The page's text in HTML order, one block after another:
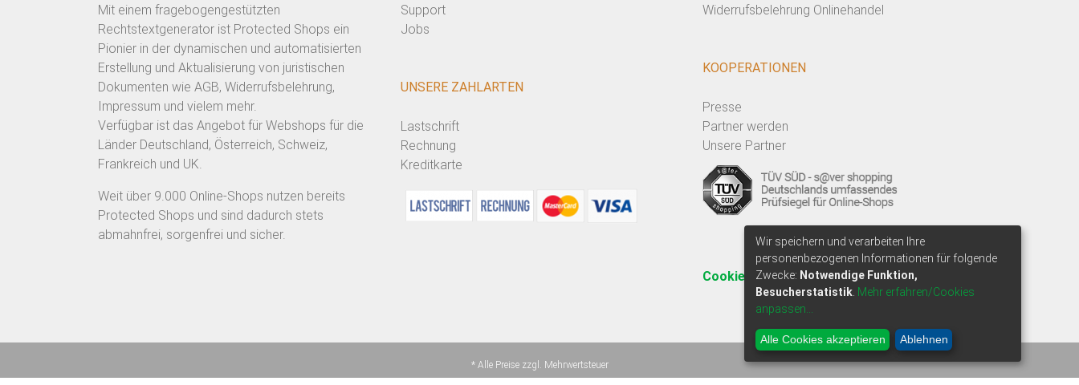
Mit einem fragebogengestützten
Rechtstextgenerator ist Protected Shops ein
Pionier in der dynamischen und automatisierten
Erstellung und Aktualisierung von juristischen
Dokumenten wie AGB, Widerrufsbelehrung,
Impressum und vielem mehr.
Verfügbar ist das Angebot für Webshops für die
Länder Deutschland, Österreich, Schweiz,
Frankreich und UK.
Weit über 9.000 Online-Shops nutzen bereits
Protected Shops und sind dadurch stets
abmahnfrei, sorgenfrei und sicher.
Support
Jobs
UNSERE ZAHLARTEN
Lastschrift
Rechnung
Kreditkarte
Widerrufsbelehrung Onlinehandel
KOOPERATIONEN
Presse
Partner werden
Unsere Partner
Cookie-Einwilligung anpassen
* Alle Preise zzgl. Mehrwertsteuer
Wir speichern und verarbeiten Ihre
personenbezogenen Informationen für folgende
Zwecke: Notwendige Funktion,
Besucherstatistik Mehr erfahren/Cookies
anpassen...
Alle Cookies akzeptieren Ablehnen